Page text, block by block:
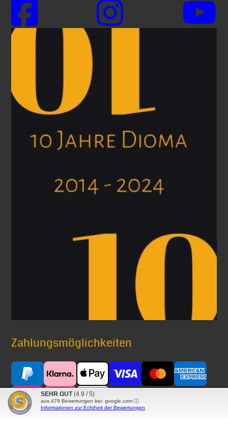
Zahlungsmöglichkeiten
Versand mit
SEHR GUT (4.9 / 5)
aus 479 Bewertungen bei: google.com ⓘ
Informationen zur Echtheit der Bewertungen